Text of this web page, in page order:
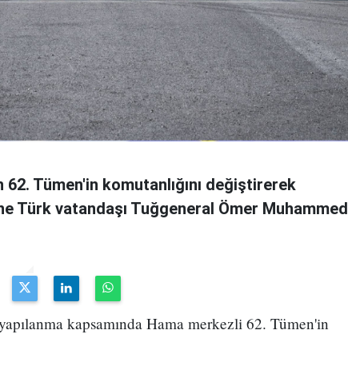
Tümen'in komutanlığını değiştirerek
Türk vatandaşı Tuğgeneral Ömer Muhammed
kapsamında Hama merkezli 62. Tümen'in